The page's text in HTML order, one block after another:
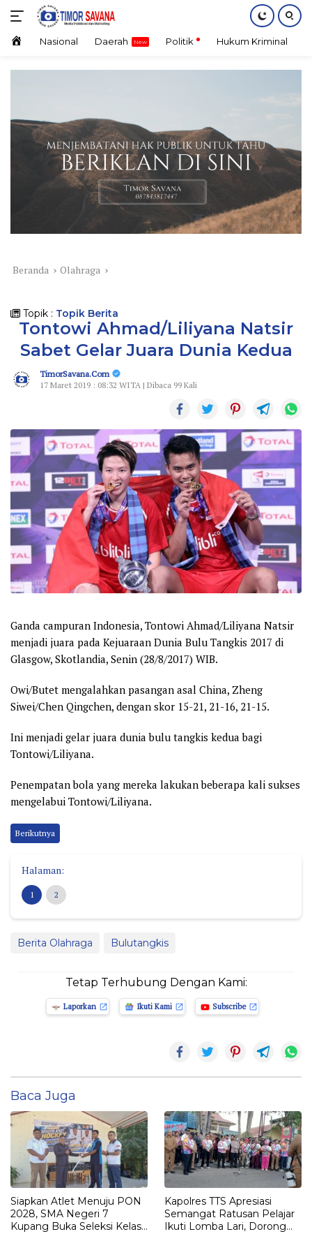
Langsung
konten HomeNasional Daerah Politik Hukum Kriminal
Beranda Olahraga
Topik : Topik Berita
Tontowi Ahmad/Liliyana Natsir
Sabet Gelar Juara Dunia Kedua
TimorSavana.Com
17 Maret 2019 : 08:32 WITA | Dibaca 99 Kali
Ganda campuran Indonesia, Tontowi Ahmad/Liliyana Natsir
menjadi juara pada Kejuaraan Dunia Bulu Tangkis 2017 di
Glasgow, Skotlandia, Senin (28/8/2017) WIB.
Owi/Butet mengalahkan pasangan asal China, Zheng
Siwei/Chen Qingchen, dengan skor 15-21, 21-16, 21-15.
Ini menjadi gelar juara dunia bulu tangkis kedua bagi
Tontowi/Liliyana.
Penempatan bola yang mereka lakukan beberapa kali sukses
mengelabui Tontowi/Liliyana.
Berikutnya
Halaman:
1 2
Berita Olahraga Bulutangkis
Tetap Terhubung Dengan Kami:
Laporkan Ikuti Kami Subscribe
Baca Juga
Siapkan Atlet Menuju PON
2028, SMA Negeri 7
Kupang Buka Seleksi Kelas
Kapolres TTS Apresiasi
Semangat Ratusan Pelajar
Ikuti Lomba Lari, Dorong